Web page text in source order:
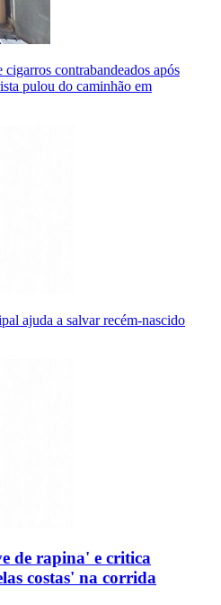
contrabandeados após
pulou do caminhão em
ajuda a salvar recém-nascido
de rapina' e critica
costas' na corrida